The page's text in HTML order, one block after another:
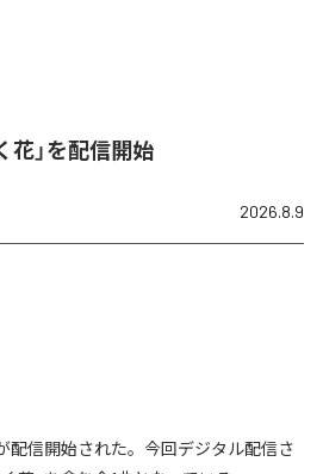
花」を配信開始
2026.8.9
配信開始された。今回デジタル配信さ